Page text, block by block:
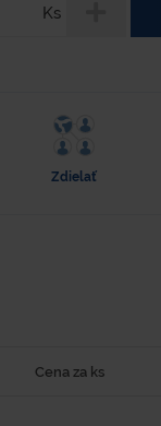
Ks
Zdielať
Cena za ks